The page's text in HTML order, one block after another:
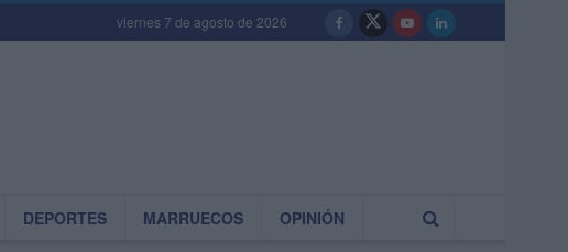
viernes 7 de agosto de 2026
DEPORTES MARRUECOS OPINIÓN